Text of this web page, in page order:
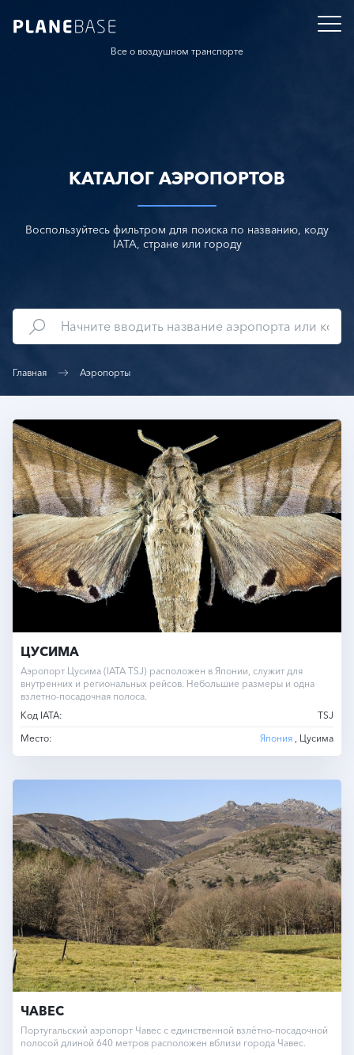
Все о воздушном транспорте
КАТАЛОГ АЭРОПОРТОВ
Воспользуйтесь фильтром для поиска по названию, коду
IATA, стране или городу
Главная Аэропорты
ЦУСИМА
Аэропорт Цусима (IATA TSJ) расположен в Японии, служит для
внутренних и региональных рейсов. Небольшие размеры и одна
взлетно-посадочная полоса.
Код IATA:
TSJ
Место:
Япония , Цусима
ЧАВЕС
Португальский аэропорт Чавес с единственной взлётно-посадочной
полосой длиной 640 метров расположен вблизи города Чавес.